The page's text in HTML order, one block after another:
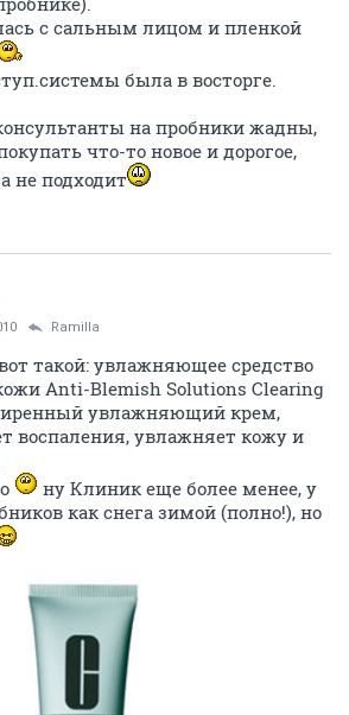
с сальным лицом и пленкой
была в восторге.
на пробники жадны,
что-то новое и дорогое,
не подходит
Ramilla
такой: увлажняющее средство
Anti-Blemish Solutions Clearing
увлажняющий крем,
воспаления, увлажняет кожу и
ну Клиник еще более менее, у
как снега зимой (полно!), но